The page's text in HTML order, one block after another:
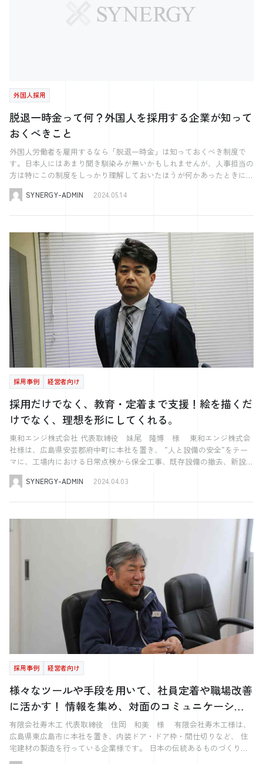
差別化が難しく、市街に人が流れる中で「どこに求人を出すか」ばかり
です。 以前は10ヶ月や1年ほどで辞めてしまうケースがあり、なかなか
緒に働いていける人かどうか」を大切に見ています。 また、スキルや
経歴以上に、その人の“人間味”や“やる気”を重視しています。 当社には
め、システム的なやり取りではなく、温かみのある、気持ちが通じ合う
ようなコミュニケーションが求められる場面も多くあります。 そうい
った意味でも、「どんな人を採用するか」だけでなく、「この先、どん
な会社でありたいか」を見据えた採用が必要だと感じています。 今後
どのようなビジョンを描いていらっしゃいますか？ 私自身、今年で40
歳になりました。 当社はすでに80年近い歴史がありますが、これから
在、世界情勢は不安定ですし、自動車業界も大きな転換期を迎えていま
す。 関税の問題ひとつを取っても、数年前とは状況がまったく異な
り、何が起こるかわからない時代です。 だからこそ、自分たちの強み
とは何か、地域のお客様にどう必要とされてきたのか、そういった原点
を改めて見つめ直すことが必要だと思っています。 その上で、時代に
合った柔軟性を持ちながら、100年企業という大きな目標に向かって進
んでいきたいです。
告業務の簡素化が期待される一方で、1回の報告に必要な情報量が増え
る可能性もあるため、日々の記録や管理体制をしっかり整えておくこと
これまで「対面のみ」とされていた定期面談が、条件付きで「オンライ
ン対応可」となります。 ■ オンライン面談の主なルール 面談対象者の
事前同意が必要 面談の録画・保存が義務付けられる（一定期間） 年一
回以上の対面面談が望ましい 初回面談は対面での実施が望ましい オン
ライン面談が可能になることで、遠方に住む技能実習生や、スケジュー
ル調整が難しいケースでも柔軟に対応できるようになります。 ただ
し、運用にはルールがあるため、今後公表されるガイドラインを確認の
うえ、適切な対応が必要です。 制度の見直しによって、現場にとって
の業務負担は軽くなりつつも、新たに求められる対応も出てきます。支
援機関や受入れ企業としては、制度の趣旨を理解しつつ、引き続き安心
告」とは何か 定期報告の目的と意義 特定技能の定期報告は、外国人従
業員の適切な管理と支援を確保するための重要な手段です。この報告に
より、企業は特定技能外国人の労働条件、健康、福祉の状況を出入国在
留管理庁に定期的に提供することが求められます。目的は、外国人従業
員が日本で公正な待遇を受け、適切な労働環境のもとで働けるようにす
ることです。 定期報告は、特定技能外国人の受け入れ企業が直面する
可能性のある課題や問題を早期に特定し、解決策を見つけるための基盤
を提供します。 また、報告プロセスを通じて、企業は自社の管理体制
や支援体制を見直し、改善する機会を得ることができます。 報告の内
容には、以下のような項目が含まれます。 外国人従業員の雇用状況 給
与の支払い状況 健康状態 労働条件 など これらの情報は、出入国在留
管理庁が特定技能外国人の受け入れ状況を監視し、必要に応じて支援や
指導を行うための重要なデータとなります。 定期報告は、単なる形式
的な手続きではなく、特定技能外国人と受け入れ企業双方の利益を守る
ための重要なプロセスです。適切な報告を行うことで、企業は外国人従
定期報告の対象となる外国人とは 定期報告の対象となるのは、特定技
能ビザを持つ外国人従業員です。このビザは、特定の技能を持つ外国人
内で人手不足が顕著な分野での就労が認められています。 特定技能に
ついて理解を深めたい方は、こちらの記事をご覧ください。 [blogcard
url="https://www.kk-synergy.co.jp/saiyo/567806/"] 対象となる外国人
は、日本での就労を開始してから四半期ごとに、その就労状況や生活状
況に関する情報を受け入れ企業を通じて報告する必要があります。 報
告を怠ることによる罰則 報告を怠った場合の罰則は、特定技能外国人
報告義務を怠ると、出入国在留管理庁からの指導や警告を受けることに
なり、最悪の場合、特定技能外国人を受け入れる資格を失うこともある
保するためのものであり、企業がこの義務を真摯に受け止め、適切な報
告を行うことの重要性を強調しています。定期的な報告を通じて、企業
は外国人従業員の労働環境や生活状況に関する問題を早期に発見し、改
善策を講じることが可能となります。 特定技能の定期報告にも関わる
「登録支援機関」とは 特定技能外国人の受け入れにおいて、登録支援
機関の役割は非常に重要です。これらの機関は、外国人従業員と受け入
れ企業の間で円滑なコミュニケーションを促進し、定期報告のプロセス
をサポートします。このセクションでは、登録支援機関がどのようにし
て特定技能外国人と受け入れ企業を支援するのかを掘り下げていきま
す。 登録支援機関の役割と責任 登録支援機関は、特定技能外国人の受
け入れ企業と外国人従業員の間に立ち、双方が直面する可能性のある課
題を解決するためのサポートをします。これらの機関の主な役割は、外
国人従業員が日本での生活と仕事にスムーズに適応できるようにするこ
とです。 登録支援機関は、外国人従業員が適切な労働条件のもとで働
けるように、また、彼らが直面する可能性のある問題や不安に対処でき
るように、さまざまなサポートを提供します。支援の一例は以下の通り
です。 言語の壁を越えたコミュニケーションのサポート 生活面でのア
ドバイス 法的手続きの支援 など また、登録支援機関は定期報告のプ
外国人採用
脱退一時金って何？外国人を採用する企業が知って
おくべきこと
外国人労働者を雇用するなら「脱退一時金」は知っておくべき制度で
す。日本人にはあまり聞き馴染みが無いかもしれませんが、人事担当の
方は特にこの制度をしっかり理解しておいたほうが何かあったときに困
りません。 弊社に「外国人を採用したい」とご相談いただく企業様に
は、必ずお伝えしている内容です。 脱退一時金の概要 脱退一時金は、
れるのは、簡単に書くと以下を満たす外国人の方です。 ・日本の国籍
がない ・日本で年金保険に6ヶ月以上加入した ・公的年金制度の被保
険者でない（＝現在仕事をしている方は対象外） ・日本を離れた後2年
以内に申請 外国人が日本で働く場合、日本人同様に年金を払っていま
す。しかし、年金を納めたとしても、帰化などの特殊なケースを除けば
彼らは年金をもらえません。そこで、納めた年金が掛け捨てにならない
ようにこの制度があります。 外国人の在留資格と脱退一時金の関係 こ
の制度には納付済み期間の算定に上限があり、2024年5月現在はそれが
最大60ヶ月（5年間）分となっています。 多くの外国人労働者は特定技
能1号や技能実習（※）など、最大5年間の在留資格で働いています
（※1〜3号まで通算で滞在した場合）。ですから、脱退一時金の支給上
限も5年間となっているのでしょう。 5年ともなれば、返ってくるお金
は70～100万円近くにもなります。 60ヶ月を超えて働き続ける場合で
も、もらえるお金は最新の60ヶ月分です。 ところが、在留資格として
は5年以上続けて働く道もあります。たとえば、一番多いのは技能実習
の1号（1年）と2号（2年）を良好に修了して特定技能1号に合格した場
合、特定技能の2年間が経過した時点で丸5年となります。また特定技能
2号については期限がないので、技能実習生から特定技能に移行する外
国人の方は、10年以上の滞在が可能です。こういった方の立場として
は、「日本に納めた年金の一部が掛け捨てになってしまうのはもったい
ない」と感じます。ですから、5年を区切りに1度帰国を希望する外国人
の方は少なくないのです。 脱退一時金に関してのリスク 実際に外国人
点ご紹介します。 予期せぬタイミングでの退職 再雇用の不確実性 一時
帰国中の家賃支払い 手続きの増加 有給の取り扱い 前述したように、技
能実習から続けて5年間日本に滞在した場合、技能実習1号2号の3年間と
特定技能1号の2年間で合計60か月になります。ですので、技能実習から
日本に居る外国人の場合、特定技能1号を終えて丸2年になると、脱退一
時金取得のため退職する可能性があります。 また、仮に「戻る」と言
ってくれたとしても、一時退職とはいえ退職する以上は必ず戻ってくる
いうケースにおいては、本人が住んでいる部屋に荷物を残して帰国する
ことがあります。企業様が借り上げているアパートや寮に住んでいる場
合「帰国期間中の家賃は誰が払うか」という問題も浮上します。 企業
様としては、手続きが増えることも気になるかもしれません。退職に関
しての一連の手続きに加えて、再雇用する場合は雇用の手続きが必要に
なるからです。 細かいところまで考えると、退職前に残っている有給
や再雇用する場合の有給はどうするのか？という点も話し合う必要が出
人には、最初は有給は無いものの、再雇用後も特別に休暇を数日与える
ケースもあるようです。 企業が注意すべきこと 上記のリスクがトラブ
綿密にコミュニケーションを取ることをおすすめします。 退職という
ネガティブな話をしたくない方が多いと思いますが、脱退一時金の話は
全ての外国人労働者に当てはまる事案です。そのため、帰国のタイミン
SYNERGY-ADMIN 2024.05.14
採用事例 経営者向け
採用だけでなく、教育・定着まで支援！絵を描くだ
けでなく、理想を形にしてくれる。
東和エンジ株式会社 代表取締役 妹尾 隆博 様 東和エンジ株式会
社様は、広島県安芸郡府中町に本社を置き、 ”人と設備の安全”をテー
マに、工場内における日常点検から保全工事、既存設備の撤去、新設工
事、 生産設備の現場などのあらゆるプラント工事の計画から施工まで
幅広く手掛けておられます。 産業のインフラを支えることで、日々の
たのか、 どのように採用成功につながったのか、お伺いしてきまし
た。 東和エンジ株式会社様 HPはこちらから シナジーとの出会いのき
っかけとご契約いただいた経緯を教えてください。 2018年5月に当社の
代表取締役に新たに就任いたしました。 就任してまもなく、知り合い
の方から、”面白くて、熱い経営者がいるから1度話をしてみないか”と
打診がありました。 就任して間もない時だったこともあって、良いご
縁になればと思い、シナジーの樽本社長と お話をさせていただきまし
た。事業や経営に関する情報交換を行う中で、シナジーさんの 伴奏型
の採用支援のサービスを知りました。採用活動を強化したいと考えてい
たこともあり、 せっかくのご縁だったので、依頼することにしまし
は、そこまで人数を増やす形ではなかったので、そのやり方で間に合っ
ていたのですが、 規模の拡大と内製化を進めていきたいという想いが
あり、 これまでより多く採用していく必要がありました。 そこでシナ
ジーさんに採用活動を手伝っていただくことで、 これらの課題を解決
しようと考えました。 〜ハローワークの採用活動から支援がスター
ト〜 どのようにプロジェクトが進んでいきましたか？ まずはハローワ
ークを有効活用することで、採用強化を図っていきました。 私をはじ
め、社員へのヒアリング、実際に働く現場も見学してもらい、求める人
物像を 明確にしていただき、魅力的な求人に仕上げていただきまし
SYNERGY-ADMIN 2024.04.03
採用事例 経営者向け
様々なツールや手段を用いて、社員定着や職場改善
に活かす！ 情報を集め、対面のコミュニケーショ
ンの手助けに。
有限会社寿木工 代表取締役 住岡 和美 様 有限会社寿木工様は、
広島県東広島市に本社を置き、内装ドア・ドア枠・間仕切りなど、 住
宅建材の製造を行っている企業様です。 日本の伝統あるものづくりの
技術を守りながら、 時代の変化に敏感に対応し、新しいニーズに対応